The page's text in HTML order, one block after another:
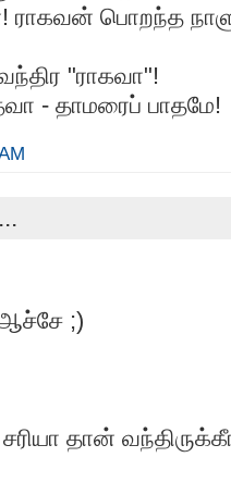
ராகவன் பொறந்த
"ராகவா"!
- தாமரைப் பாதமே!
;)
தான்